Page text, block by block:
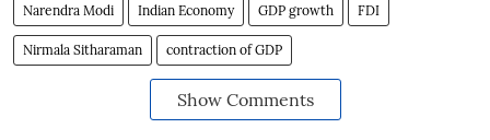
Narendra Modi Indian Economy GDP growth FDI
Nirmala Sitharaman contraction of GDP
Show Comments